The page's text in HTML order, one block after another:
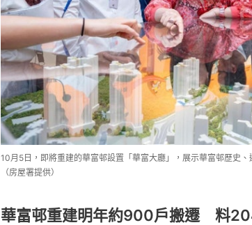
10月5日，即將重建的華富邨設置「華富大廳」，展示華富邨歷史
（房屋署提供）
華富邨重建明年約900戶搬遷 料